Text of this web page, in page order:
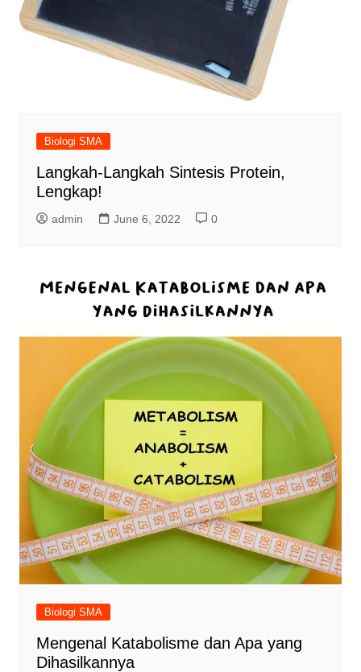
Biologi SMA
Langkah-Langkah Sintesis Protein,
Lengkap!
admin June 6, 2022 0
Biologi SMA
Mengenal Katabolisme dan Apa yang
Dihasilkannya